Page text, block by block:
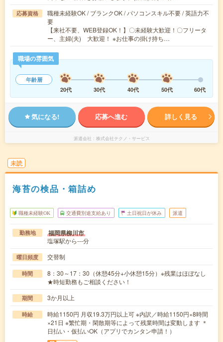
応募資格
職種未経験OK / ブランクOK / パソコンスキル不要 / 英語力不
要
【来社不要、WEB登録OK！】〇未経験大歓迎！〇フリータ
ー、主婦(夫) 大歓迎！ ※お仕事の掛け持ち…
職場の雰囲気
年齢層
20代
30代 40代 50代 60代
気になる! 応募へ進む 詳しく見る
派遣会社 株式会社テクノ・サービス
未読
海苔の検品・箱詰め
職種未経験OK 交通費別途支給あり 土日祝日が休み 派遣
勤務地 福岡県柳川市
塩塚駅から---分
曜日頻度 交替制
時間
8：30～17：30（休憩45分+小休憩15分）※残業はほぼなし
★時短勤務もご相談ください！
期間 3か月以上
時給
時給1150円 月収19.3万円以上可 ※内訳／時給1150円×8時間
×21日 ※繁忙期・閑散期等によって残業時間は変動します ＊
日払い・仮払いOK（アプリでカンタン申請！）